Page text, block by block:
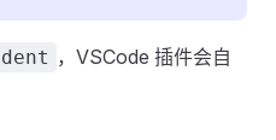
，VSCode 插件会自